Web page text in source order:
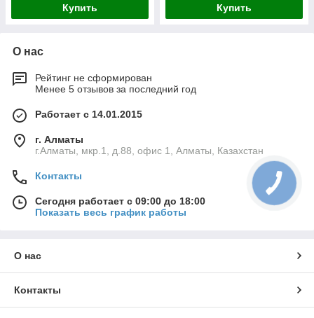
Купить Купить
О нас
Рейтинг не сформирован
Менее 5 отзывов за последний год
Работает с 14.01.2015
г. Алматы
г.Алматы, мкр.1, д.88, офис 1, Алматы, Казахстан
Контакты
Сегодня работает с 09:00 до 18:00
Показать весь график работы
О нас
Контакты